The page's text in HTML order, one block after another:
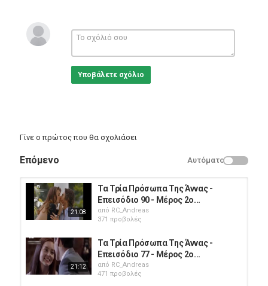
τηλενουβελες
μεξικανικη σειρα
μεξικανικες σειρες
#ΤαΤρίαΠρόσωπαΤηςΆννας #Επεισόδιο46
Υποβάλετε σχόλιο
Γίνε ο πρώτος που θα σχολιάσει
Επόμενο Αυτόματο
21:08
Τα Τρία Πρόσωπα Της Άννας -
Επεισόδιο 90 - Μέρος 2ο...
από RC_Andreas
371 προβολές
21:12
Τα Τρία Πρόσωπα Της Άννας -
Επεισόδιο 77 - Μέρος 2ο...
από RC_Andreas
471 προβολές